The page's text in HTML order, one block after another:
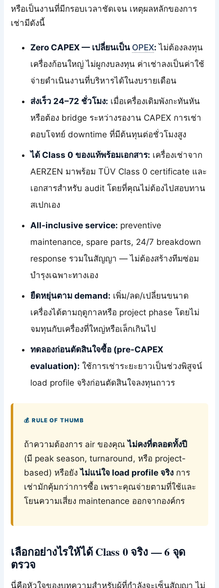
หรือเป็นงานที่มีกรอบเวลาชัดเจน เหตุผลหลักของการ
เช่ามีดังนี้
Zero CAPEX — เปลี่ยนเป็น OPEX: ไม่ต้องลงทุน
เครื่องก้อนใหญ่ ไม่ผูกงบลงทุน ค่าเช่าลงเป็นค่าใช้
จ่ายดำเนินงานที่บริหารได้ในงบรายเดือน
ส่งเร็ว 24–72 ชั่วโมง: เมื่อเครื่องเดิมพังกะทันหัน
หรือต้อง bridge ระหว่างรองาน CAPEX การเช่า
ตอบโจทย์ downtime ที่มีต้นทุนต่อชั่วโมงสูง
ได้ Class 0 ของแท้พร้อมเอกสาร: เครื่องเช่าจาก
AERZEN มาพร้อม TÜV Class 0 certificate และ
เอกสารสำหรับ audit โดยที่คุณไม่ต้องไปสอบทาน
สเปกเอง
All-inclusive service: preventive
maintenance, spare parts, 24/7 breakdown
response รวมในสัญญา — ไม่ต้องสร้างทีมซ่อม
บำรุงเฉพาะทางเอง
ยืดหยุ่นตาม demand: เพิ่ม/ลด/เปลี่ยนขนาด
เครื่องได้ตามฤดูกาลหรือ project phase โดยไม่
จมทุนกับเครื่องที่ใหญ่หรือเล็กเกินไป
ทดลองก่อนตัดสินใจซื้อ (pre-CAPEX
evaluation): ใช้การเช่าระยะยาวเป็นช่วงพิสูจน์
load profile จริงก่อนตัดสินใจลงทุนถาวร
💰 RULE OF THUMB
ถ้าความต้องการ air ของคุณไม่คงที่ตลอดทั้งปี
(มี peak season, turnaround, หรือ project-
based) หรือยังไม่แน่ใจ load profile จริง การ
เช่ามักคุ้มกว่าการซื้อ เพราะคุณจ่ายตามที่ใช้และ
โยนความเสี่ยง maintenance ออกจากองค์กร
เลือกอย่างไรให้ได้ Class 0 จริง — 6 จุด
ตรวจ
นี่คือหัวใจของบทความสำหรับผู้ที่กำลังจะเซ็นสัญญา ไม่